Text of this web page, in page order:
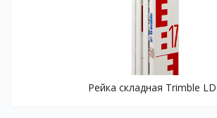
Рейка складная Trimble